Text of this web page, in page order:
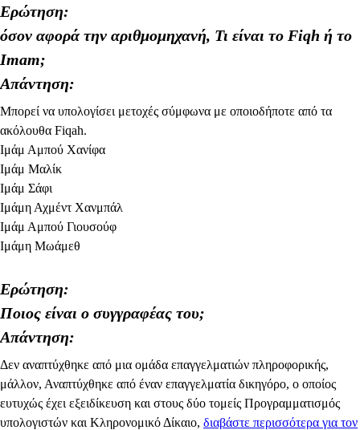
Ερώτηση:
όσον αφορά την αριθμομηχανή, Τι είναι το Fiqh ή το
Imam;
Απάντηση:
Μπορεί να υπολογίσει μετοχές σύμφωνα με οποιοδήποτε από τα
ακόλουθα Fiqah.
Ιμάμ Αμπού Χανίφα
Ιμάμ Μαλίκ
Ιμάμ Σάφι
Ιμάμη Αχμέντ Χανμπάλ
Ιμάμ Αμπού Γιουσούφ
Ιμάμη Μωάμεθ
Ερώτηση:
Ποιος είναι ο συγγραφέας του;
Απάντηση:
Δεν αναπτύχθηκε από μια ομάδα επαγγελματιών πληροφορικής,
μάλλον, Αναπτύχθηκε από έναν επαγγελματία δικηγόρο, ο οποίος
ευτυχώς έχει εξειδίκευση και στους δύο τομείς Προγραμματισμός
υπολογιστών και Κληρονομικό Δίκαιο, διαβάστε περισσότερα για τον